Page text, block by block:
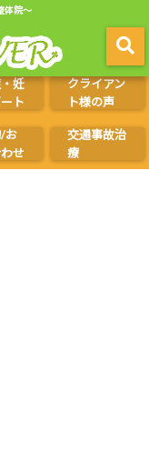
体院～
妊
ト
クライアン
ト様の声
お
せ
交通事故治
療